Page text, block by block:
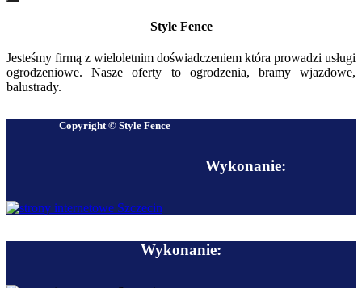
Style Fence
Jesteśmy firmą z wieloletnim doświadczeniem która prowadzi usługi
ogrodzeniowe. Nasze oferty to ogrodzenia, bramy wjazdowe,
balustrady.
Copyright © Style Fence
Wykonanie:
Wykonanie: